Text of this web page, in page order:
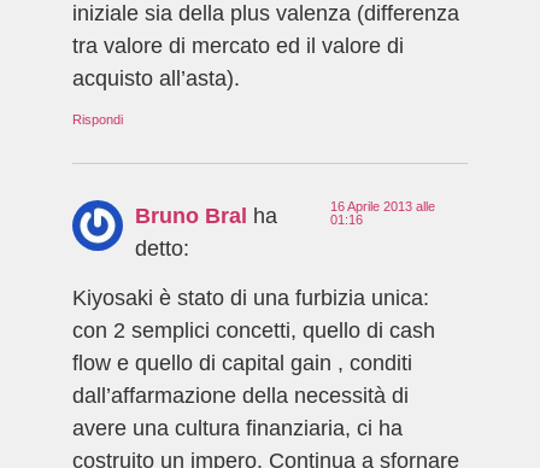
iniziale sia della plus valenza (differenza
tra valore di mercato ed il valore di
acquisto all’asta).
Rispondi
Bruno Bral ha
detto:
16 Aprile 2013 alle
01:16
Kiyosaki è stato di una furbizia unica:
con 2 semplici concetti, quello di cash
flow e quello di capital gain , conditi
dall’affarmazione della necessità di
avere una cultura finanziaria, ci ha
costruito un impero. Continua a sfornare